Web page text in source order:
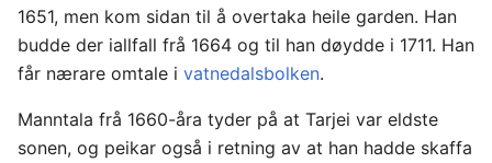
1651, men kom sidan til å overtaka heile garden. Han
budde der iallfall frå 1664 og til han døydde i 1711. Han
får nærare omtale i vatnedalsbolken.
Manntala frå 1660-åra tyder på at Tarjei var eldste
sonen, og peikar også i retning av at han hadde skaffa